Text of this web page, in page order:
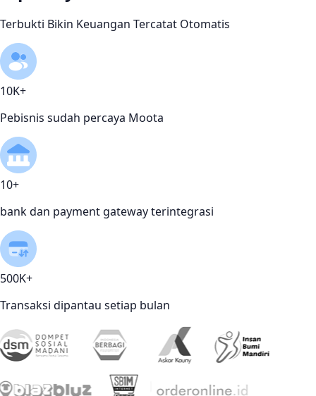
Terbukti Bikin Keuangan Tercatat Otomatis
10K+
Pebisnis sudah percaya Moota
10+
bank dan payment gateway terintegrasi
500K+
Transaksi dipantau setiap bulan